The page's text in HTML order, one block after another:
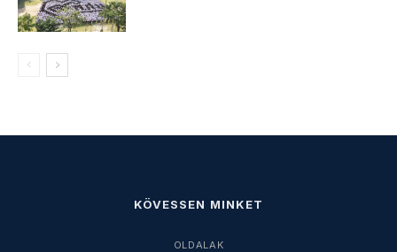
KÖVESSEN MINKET
OLDALAK